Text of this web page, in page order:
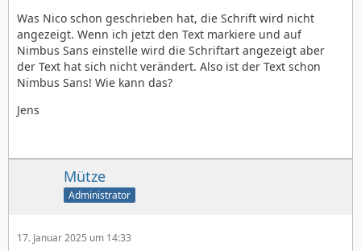
Was Nico schon geschrieben hat, die Schrift wird nicht
angezeigt. Wenn ich jetzt den Text markiere und auf
Nimbus Sans einstelle wird die Schriftart angezeigt aber
der Text hat sich nicht verändert. Also ist der Text schon
Nimbus Sans! Wie kann das?
Jens
Mütze
Administrator
17. Januar 2025 um 14:33